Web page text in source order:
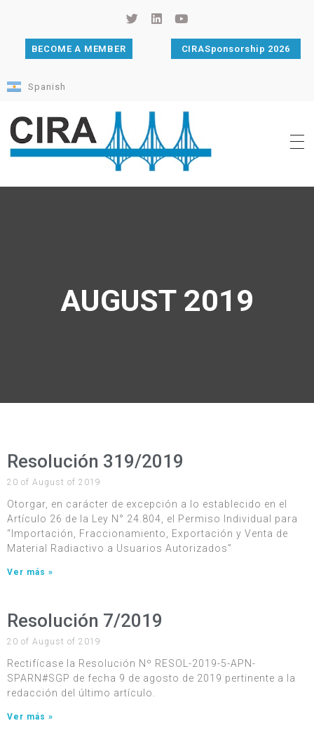
BECOME A MEMBER CIRASponsorship 2026
Spanish
AUGUST 2019
Resolución 319/2019
20 of August of 2019
Otorgar, en carácter de excepción a lo establecido en el
Artículo 26 de la Ley N° 24.804, el Permiso Individual para
“Importación, Fraccionamiento, Exportación y Venta de
Material Radiactivo a Usuarios Autorizados”
Ver más »
Resolución 7/2019
20 of August of 2019
Rectifícase la Resolución Nº RESOL-2019-5-APN-
SPARN#SGP de fecha 9 de agosto de 2019 pertinente a la
redacción del último artículo.
Ver más »